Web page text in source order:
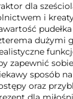
dla
i
dużymi
zapewnić
sposób
oraz